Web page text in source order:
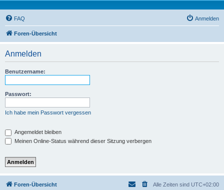
FAQ Anmelden
Foren-Übersicht
Anmelden
Benutzername:
Passwort:
Ich habe mein Passwort vergessen
Angemeldet bleiben
Meinen Online-Status während dieser Sitzung verbergen
Foren-Übersicht Alle Zeiten sind UTC+02:00